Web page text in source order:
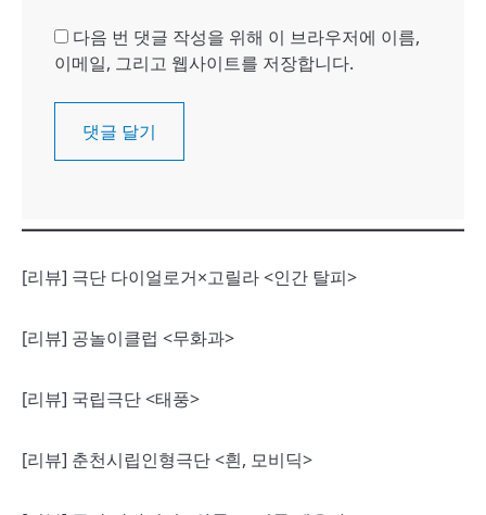
다음 번 댓글 작성을 위해 이 브라우저에 이름,
이메일, 그리고 웹사이트를 저장합니다.
[리뷰] 극단 다이얼로거×고릴라 <인간 탈피>
[리뷰] 공놀이클럽 <무화과>
[리뷰] 국립극단 <태풍>
[리뷰] 춘천시립인형극단 <흰, 모비딕>